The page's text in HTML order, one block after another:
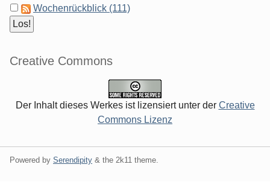
Wochenrückblick (111)
Creative Commons
Der Inhalt dieses Werkes ist lizensiert unter der Creative
Commons Lizenz
Powered by Serendipity & the 2k11 theme.